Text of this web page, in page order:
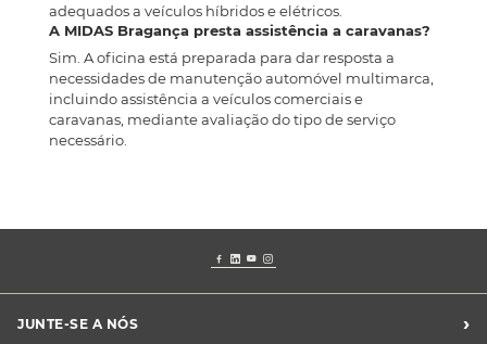
adequados a veículos híbridos e elétricos.
A MIDAS Bragança presta assistência a caravanas?
Sim. A oficina está preparada para dar resposta a
necessidades de manutenção automóvel multimarca,
incluindo assistência a veículos comerciais e
caravanas, mediante avaliação do tipo de serviço
necessário.
JUNTE-SE A NÓS ›